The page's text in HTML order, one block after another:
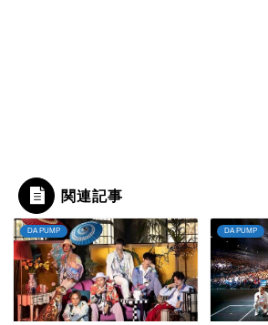
関連記事
DA PUMP DA PUMP